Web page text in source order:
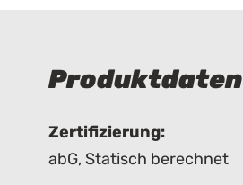
Produktdaten
Zertifizierung:
abG, Statisch berechnet